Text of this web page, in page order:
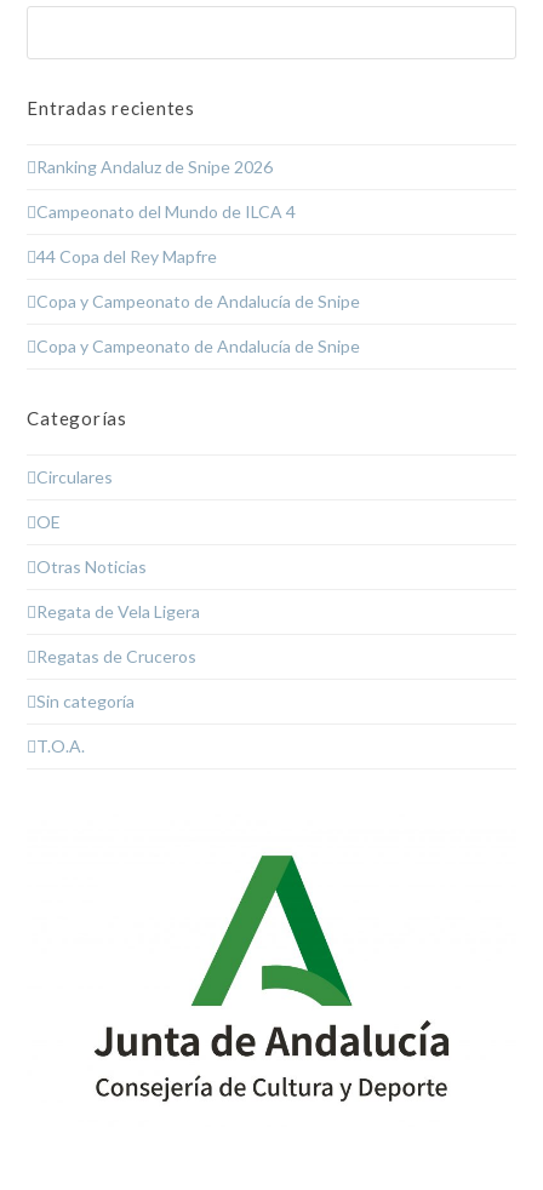
Entradas recientes
Ranking Andaluz de Snipe 2026
Campeonato del Mundo de ILCA 4
44 Copa del Rey Mapfre
Copa y Campeonato de Andalucía de Snipe
Copa y Campeonato de Andalucía de Snipe
Categorías
Circulares
OE
Otras Noticias
Regata de Vela Ligera
Regatas de Cruceros
Sin categoría
T.O.A.